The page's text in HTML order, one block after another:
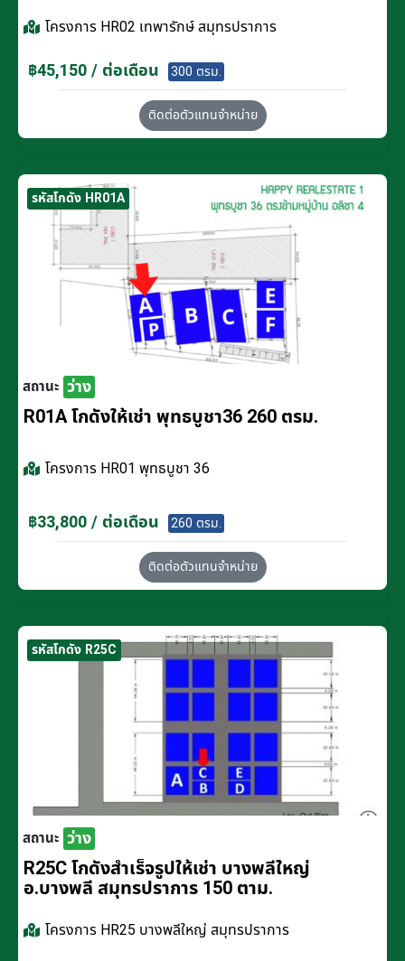
โครงการ HR02 เทพารักษ์ สมุทรปราการ
฿45,150 / ต่อเดือน 300 ตรม.
ติดต่อตัวแทนจำหน่าย
รหัสโกดัง HR01A
สถานะ ว่าง
R01A โกดังให้เช่า พุทธบูชา36 260 ตรม.
โครงการ HR01 พุทธบูชา 36
฿33,800 / ต่อเดือน 260 ตรม.
ติดต่อตัวแทนจำหน่าย
รหัสโกดัง R25C
สถานะ ว่าง
R25C โกดังสำเร็จรูปให้เช่า บางพลีใหญ่
อ.บางพลี สมุทรปราการ 150 ตาม.
โครงการ HR25 บางพลีใหญ่ สมุทรปราการ